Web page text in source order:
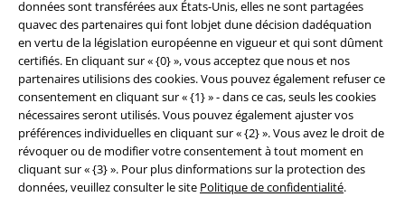
données sont transférées aux États-Unis, elles ne sont partagées
quavec des partenaires qui font lobjet dune décision dadéquation
en vertu de la législation européenne en vigueur et qui sont dûment
certifiés. En cliquant sur « {0} », vous acceptez que nous et nos
partenaires utilisions des cookies. Vous pouvez également refuser ce
consentement en cliquant sur « {1} » - dans ce cas, seuls les cookies
nécessaires seront utilisés. Vous pouvez également ajuster vos
préférences individuelles en cliquant sur « {2} ». Vous avez le droit de
révoquer ou de modifier votre consentement à tout moment en
cliquant sur « {3} ». Pour plus dinformations sur la protection des
données, veuillez consulter le site Politique de confidentialité.
Méthodes de paiement